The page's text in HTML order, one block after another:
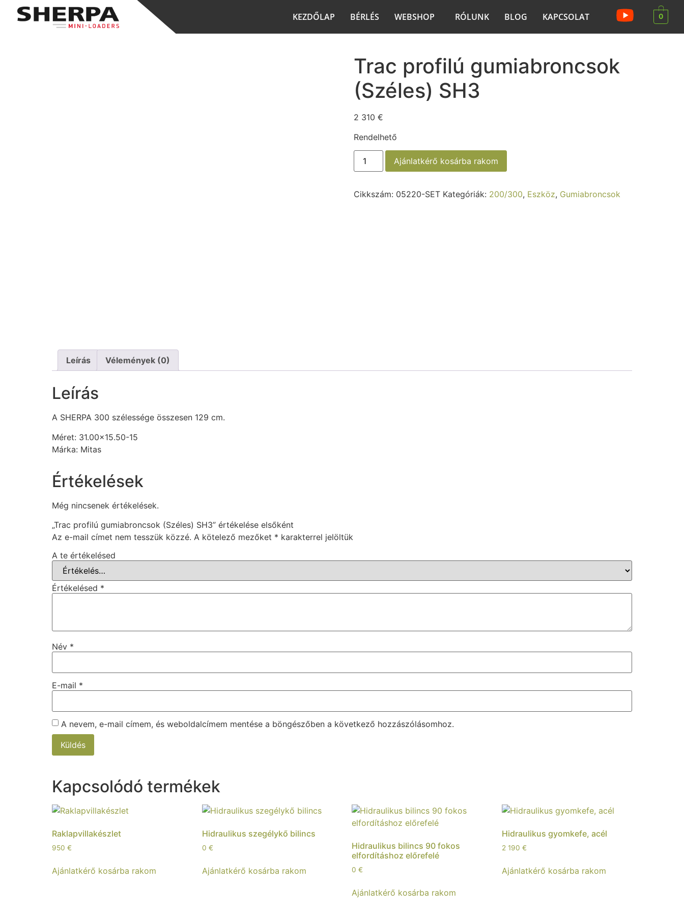
KEZDŐLAP BÉRLÉS WEBSHOP RÓLUNK BLOG KAPCSOLAT 0
Trac profilú gumiabroncsok
(Széles) SH3
2 310 €
Rendelhető
Ajánlatkérő kosárba rakom
Cikkszám: 05220-SET Kategóriák: 200/300, Eszköz, Gumiabroncsok
Leírás Vélemények (0)
Leírás
A SHERPA 300 szélessége összesen 129 cm.
Méret: 31.00×15.50-15
Márka: Mitas
Értékelések
Még nincsenek értékelések.
„Trac profilú gumiabroncsok (Széles) SH3” értékelése elsőként
Az e-mail címet nem tesszük közzé. A kötelező mezőket * karakterrel jelöltük
A te értékelésed
Értékelésed *
Név *
E-mail *
A nevem, e-mail címem, és weboldalcímem mentése a böngészőben a következő hozzászólásomhoz.
Kapcsolódó termékek
Raklapvillakészlet
950 €
Ajánlatkérő kosárba rakom
Hidraulikus szegélykő bilincs
0 €
Ajánlatkérő kosárba rakom
Hidraulikus bilincs 90 fokos
elfordításhoz előrefelé
0€
Ajánlatkérő kosárba rakom
Hidraulikus gyomkefe, acél
2 190€
Ajánlatkérő kosárba rakom